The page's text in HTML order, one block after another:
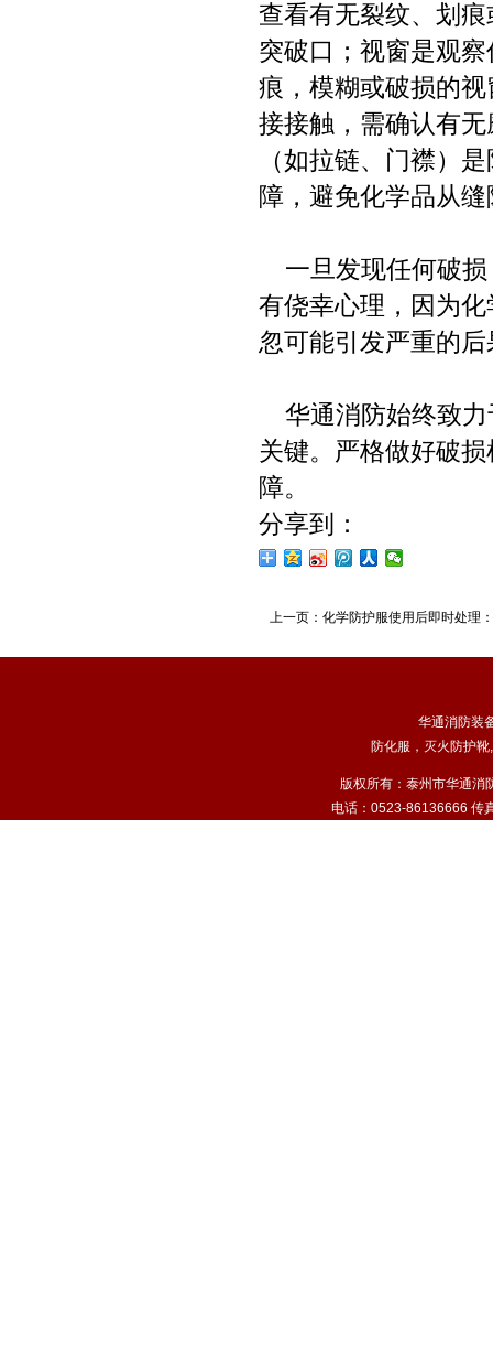
查看有无裂纹、划
突破口；视窗是观
痕，模糊或破损的
接接触，需确认有
（如拉链、门襟）
障，避免化学品从
一旦发现任何破损
有侥幸心理，因为
忽可能引发严重的后
华通消防始终致力
关键。严格做好破
障。
分享到：
上一页： 化学防护服使用后即时处理
华通消防装
防化服 ， 灭火防护靴,
版权所有：泰州市华通消
电话：0523-86136666 传